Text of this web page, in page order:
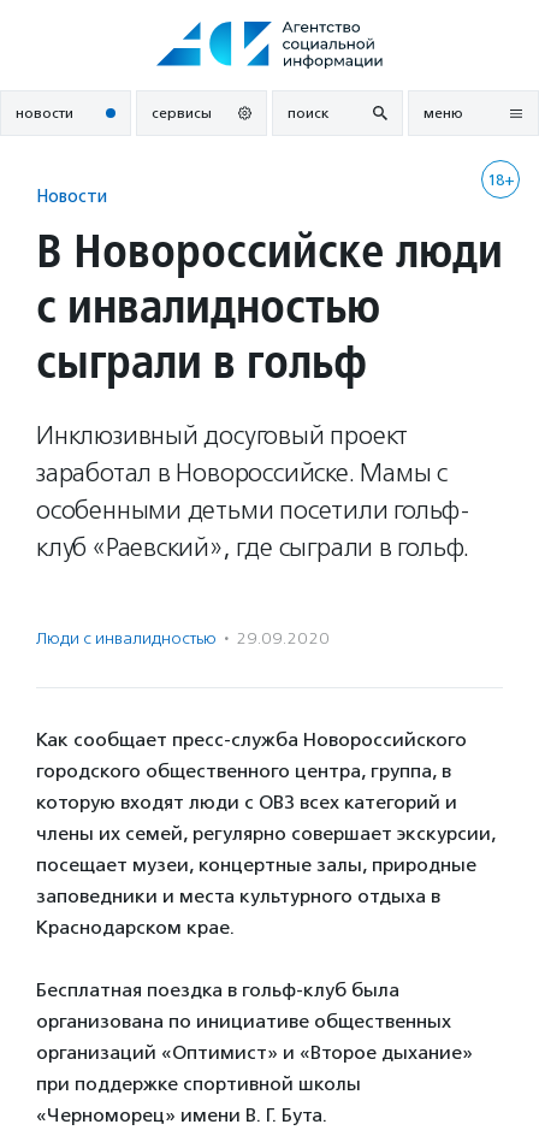
новости сервисы поиск меню
18+
Новости
В Новороссийске люди
с инвалидностью
сыграли в гольф
Инклюзивный досуговый проект
заработал в Новороссийске. Мамы с
особенными детьми посетили гольф-
клуб «Раевский», где сыграли в гольф.
Люди с инвалидностью · 29.09.2020
Как сообщает пресс-служба Новороссийского
городского общественного центра, группа, в
которую входят люди с ОВЗ всех категорий и
члены их семей, регулярно совершает экскурсии,
посещает музеи, концертные залы, природные
заповедники и места культурного отдыха в
Краснодарском крае.
Бесплатная поездка в гольф-клуб была
организована по инициативе общественных
организаций «Оптимист» и «Второе дыхание»
при поддержке спортивной школы​
«Черноморец» имени В. Г. Бута.